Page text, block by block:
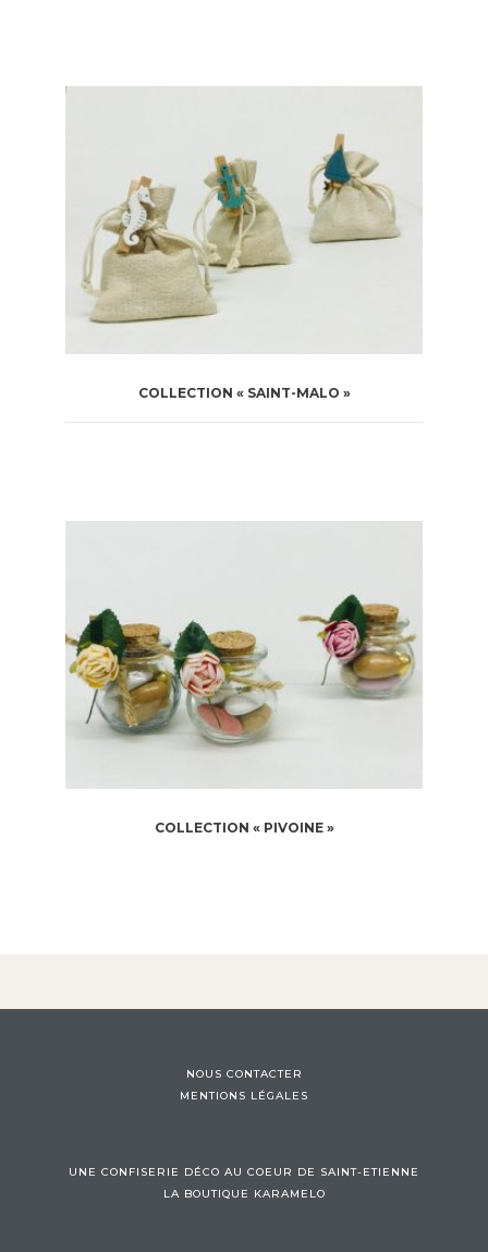
COLLECTION « SAINT-MALO »
COLLECTION « PIVOINE »
UNE CONFISERIE DÉCO AU COEUR DE SAINT-ETIENNE
LA BOUTIQUE KARAMELO
NOUS CONTACTER
MENTIONS LÉGALES